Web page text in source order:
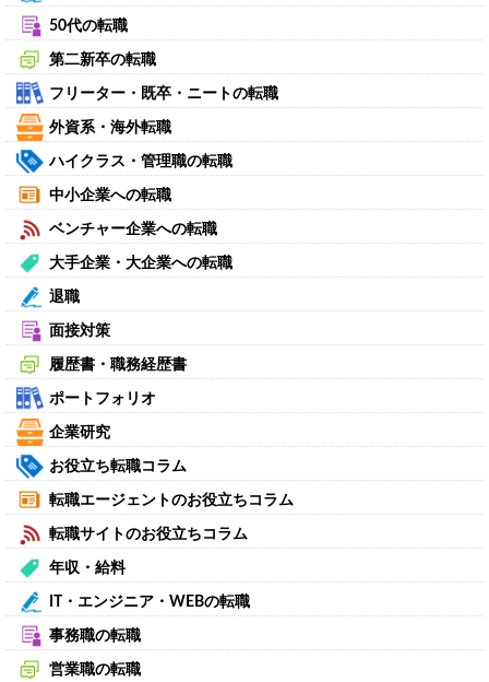
50代の転職
第二新卒の転職
フリーター・既卒・ニートの転職
外資系・海外転職
ハイクラス・管理職の転職
中小企業への転職
ベンチャー企業への転職
大手企業・大企業への転職
退職
面接対策
履歴書・職務経歴書
ポートフォリオ
企業研究
お役立ち転職コラム
転職エージェントのお役立ちコラム
転職サイトのお役立ちコラム
年収・給料
IT・エンジニア・WEBの転職
事務職の転職
営業職の転職